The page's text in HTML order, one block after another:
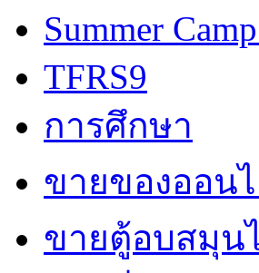
Summer
TFRS9
การศึกษา
ขายของออน
ขายตู้อบสมุน